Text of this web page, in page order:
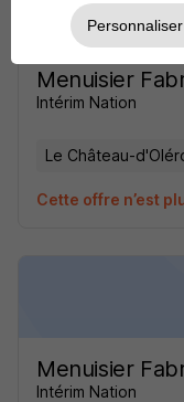
Menuisier
Intérim Nation
Le Château-
Cette offre n’est
Menuisier
Intérim Nation